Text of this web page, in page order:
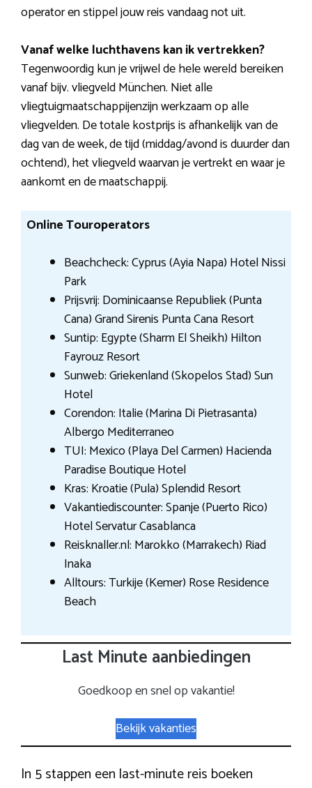
operator en stippel jouw reis vandaag not uit.
Vanaf welke luchthavens kan ik vertrekken?
Tegenwoordig kun je vrijwel de hele wereld bereiken
vanaf bijv. vliegveld München. Niet alle
vliegtuigmaatschappijenzijn werkzaam op alle
vliegvelden. De totale kostprijs is afhankelijk van de
dag van de week, de tijd (middag/avond is duurder dan
ochtend), het vliegveld waarvan je vertrekt en waar je
aankomt en de maatschappij.
Online Touroperators
Beachcheck: Cyprus (Ayia Napa) Hotel Nissi
Park
Prijsvrij: Dominicaanse Republiek (Punta
Cana) Grand Sirenis Punta Cana Resort
Suntip: Egypte (Sharm El Sheikh) Hilton
Fayrouz Resort
Sunweb: Griekenland (Skopelos Stad) Sun
Hotel
Corendon: Italie (Marina Di Pietrasanta)
Albergo Mediterraneo
TUI: Mexico (Playa Del Carmen) Hacienda
Paradise Boutique Hotel
Kras: Kroatie (Pula) Splendid Resort
Vakantiediscounter: Spanje (Puerto Rico)
Hotel Servatur Casablanca
Reisknaller.nl: Marokko (Marrakech) Riad
Inaka
Alltours: Turkije (Kemer) Rose Residence
Beach
Last Minute aanbiedingen
Goedkoop en snel op vakantie!
Bekijk vakanties
In 5 stappen een last-minute reis boeken